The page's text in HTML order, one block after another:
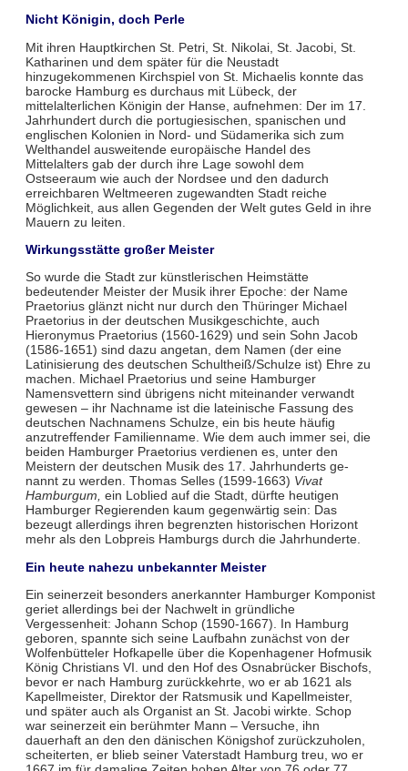
Nicht Königin, doch Perle
Mit ihren Hauptkirchen St. Petri, St. Nikolai, St. Jacobi, St.
Katharinen und dem später für die Neustadt
hinzugekommenen Kirchspiel von St. Michaelis konnte das
barocke Hamburg es durchaus mit Lübeck, der
mittelalterlichen Königin der Hanse, aufnehmen: Der im 17.
Jahrhun­dert durch die portugiesischen, spanischen und
englischen Kolonien in Nord- und Südamerika sich zum
Welthan­del aus­weitende eu­ropäische Handel des
Mittelalters gab der durch ihre Lage sowohl dem
Ostseeraum wie auch der Nordsee und den dadurch
erreichbaren Weltmeeren zu­gewandten Stadt reiche
Möglichkeit, aus allen Gegenden der Welt gutes Geld in ihre
Mauern zu leiten.
Wirkungsstätte großer Meister
So wurde die Stadt zur künstlerischen Heimstätte
bedeutender Meister der Musik ihrer Epoche: der Name
Praetorius glänzt nicht nur durch den Thüringer Michael
Praetorius in der deutschen Musikgeschichte, auch
Hieronymus Praetorius (1560-1629) und sein Sohn Jacob
(1586-1651) sind dazu angetan, dem Namen (der eine
Latinisie­rung des deutschen Schultheiß/Schulze ist) Ehre zu
machen. Michael Praetorius und seine Hamburger
Namensvettern sind üb­rigens nicht miteinander verwandt
gewesen – ihr Nachname ist die latei­nische Fassung des
deut­schen Nach­namens Schulze, ein bis heute häufig
anzutreffender Familienname. Wie dem auch immer sei, die
beiden Hamburger Praetorius verdienen es, unter den
Meistern der deutschen Musik des 17. Jahrhunderts ge­
nannt zu werden. Thomas Selles (1599-1663) Vivat
Hamburgum, ein Loblied auf die Stadt, dürfte heutigen
Hamburger Regierenden kaum gegenwärtig sein: Das
bezeugt allerdings ihren be­grenzten historischen Horizont
mehr als den Lobpreis Hamburgs durch die Jahrhunder­te.
Ein heute nahezu unbekannter Meister
Ein seinerzeit besonders anerkannter Hamburger Komponist
geriet allerdings bei der Nach­welt in gründliche
Vergessenheit: Johann Schop (1590-1667). In Hamburg
geboren, spann­te sich seine Laufbahn zunächst von der
Wolfenbütteler Hofkapelle über die Kopenhagener Hofmusik
Kö­nig Christians VI. und den Hof des Osnabrücker Bischofs,
bevor er nach Hamburg zurück­kehrte, wo er ab 1621 als
Kapellmeister, Direktor der Ratsmusik und Kapellmeister,
und später auch als Organist an St. Jacobi wirkte. Schop
war seinerzeit ein berühmter Mann – Versuche, ihn
dauerhaft an den den dänischen Königshof zurückzuholen,
scheiterten, er blieb seiner Vater­stadt Hamburg treu, wo er